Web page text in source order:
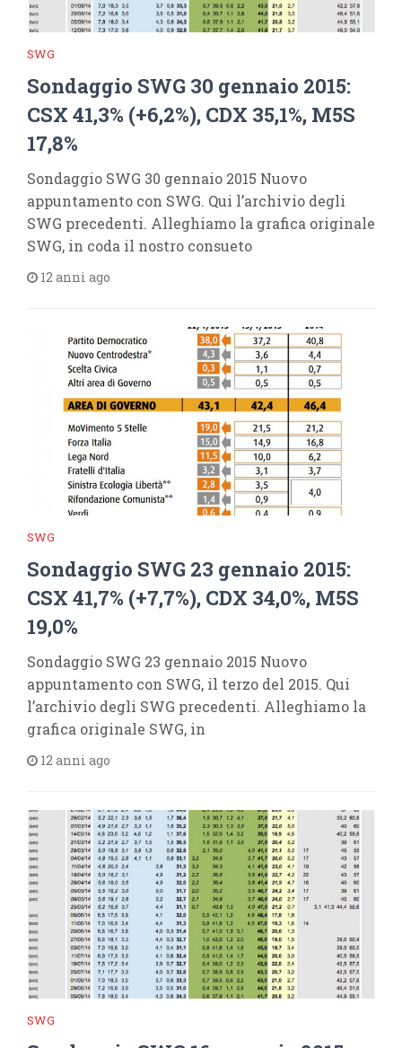
SWG
Sondaggio SWG 30 gennaio 2015:
CSX 41,3% (+6,2%), CDX 35,1%, M5S
17,8%
Sondaggio SWG 30 gennaio 2015 Nuovo
appuntamento con SWG. Qui l’archivio degli
SWG precedenti. Alleghiamo la grafica originale
SWG, in coda il nostro consueto
12 anni ago
SWG
Sondaggio SWG 23 gennaio 2015:
CSX 41,7% (+7,7%), CDX 34,0%, M5S
19,0%
Sondaggio SWG 23 gennaio 2015 Nuovo
appuntamento con SWG, il terzo del 2015. Qui
l’archivio degli SWG precedenti. Alleghiamo la
grafica originale SWG, in
12 anni ago
SWG